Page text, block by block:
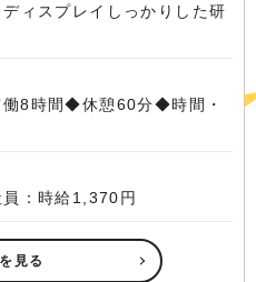
ィスプレイしっかりした研
8時間◆休憩60分◆時間・
：時給1,370円
見る